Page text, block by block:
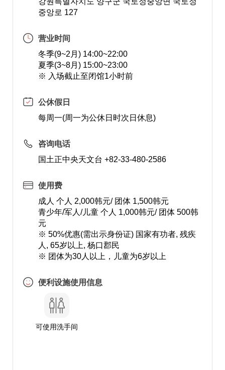
중앙로 127
营业时间
冬季(9~2月) 14:00~22:00
夏季(3~8月) 15:00~23:00
※ 入场截止至闭馆1小时前
公休假日
每周一(周一为公休日时次日休息)
咨询电话
国土正中央天文台 +82-33-480-2586
使用费
成人 个人 2,000韩元/ 团体 1,500韩元
青少年/军人/儿童 个人 1,000韩元/ 团体 500韩
元
※ 50%优惠(需出示身份证) 国家有功者, 残疾
人, 65岁以上, 杨口郡民
※ 团体为30人以上，儿童为6岁以上
便利设施使用信息
可使用洗手间